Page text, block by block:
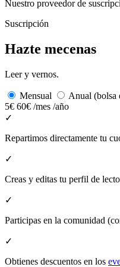
Nuestro proveedor de
Suscripción
Hazte mecenas
Leer y vernos.
Mensual
Anual (bolsa
5€ 60€ /mes /año
✓
Repartimos directamente tu
✓
Creas y editas tu perfil de
✓
Participas en la comunidad
✓
Obtienes descuentos en los